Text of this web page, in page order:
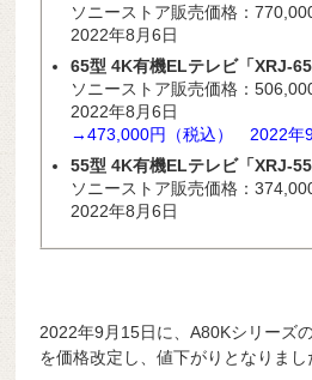
ソニーストア販売価格：
2022年8月6日
65型 4K有機ELテレビ「XRJ-
ソニーストア販売価格：
2022年8月6日
→473,000円（税込） 2022年
55型 4K有機ELテレビ「XRJ-
ソニーストア販売価格：
2022年8月6日
2022年9月15日に、A80Kシリーズ
を価格改定し、値下がりとなりまし